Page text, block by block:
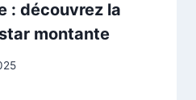
: découvrez la
montante